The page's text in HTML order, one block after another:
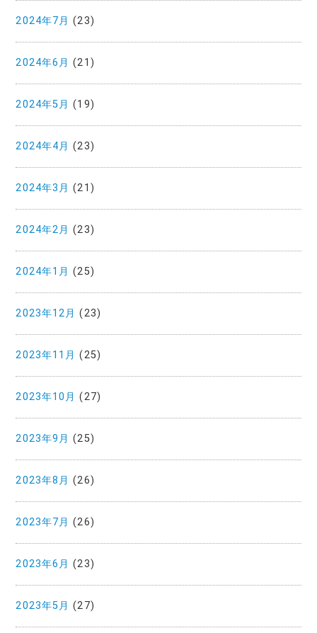
2024年7月 (23)
2024年6月 (21)
2024年5月 (19)
2024年4月 (23)
2024年3月 (21)
2024年2月 (23)
2024年1月 (25)
2023年12月 (23)
2023年11月 (25)
2023年10月 (27)
2023年9月 (25)
2023年8月 (26)
2023年7月 (26)
2023年6月 (23)
2023年5月 (27)